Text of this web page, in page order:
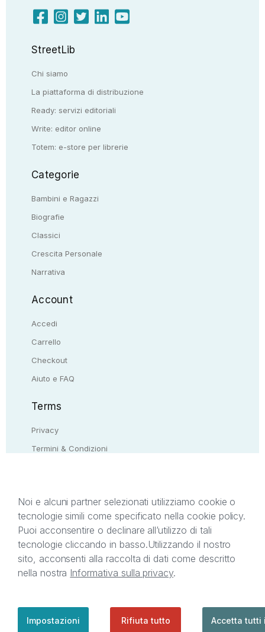
StreetLib
Chi siamo
La piattaforma di distribuzione
Ready: servizi editoriali
Write: editor online
Totem: e-store per librerie
Categorie
Bambini e Ragazzi
Biografie
Classici
Crescita Personale
Narrativa
Account
Accedi
Carrello
Checkout
Aiuto e FAQ
Terms
Privacy
Termini & Condizioni
Il presente sito web è di proprietà di StreetLib S.r.l.
C.F. e P.IVA 05338720963. StreetLib S.r.l. è
titolare di tutti i diritti di proprietà intellettuale
afferenti ai marchi, loghi e segni distintivi presenti
sul sito web. Si invita l’utente a prendere visione
support@streetlib.com
Noi e alcuni partner selezionati utilizziamo cookie o
tecnologie simili come specificato nella cookie policy.
Puoi acconsentire o declinare all’utilizzo di tali
tecnologie cliccando in basso.Utilizzando il nostro
sito, acconsenti alla raccolta di dati come descritto
nella nostra Informativa sulla privacy.
Impostazioni Rifiuta tutto Accetta tutti